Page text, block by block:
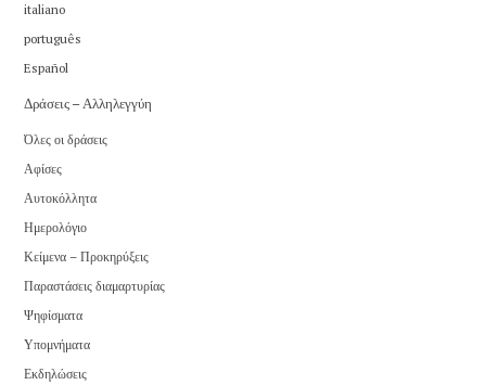
italiano
português
Español
Δράσεις – Αλληλεγγύη
Όλες οι δράσεις
Αφίσες
Αυτοκόλλητα
Ημερολόγιο
Κείμενα – Προκηρύξεις
Παραστάσεις διαμαρτυρίας
Ψηφίσματα
Υπομνήματα
Εκδηλώσεις